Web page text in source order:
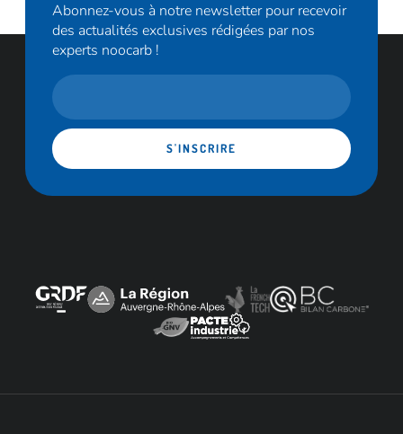
Abonnez-vous à notre newsletter pour recevoir
des actualités exclusives rédigées par nos
experts noocarb !
S'INSCRIRE